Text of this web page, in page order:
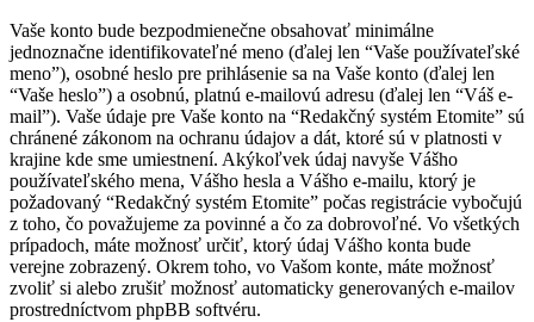
Vaše konto bude bezpodmienečne obsahovať minimálne
jednoznačne identifikovateľné meno (ďalej len “Vaše používateľské
meno”), osobné heslo pre prihlásenie sa na Vaše konto (ďalej len
“Vaše heslo”) a osobnú, platnú e-mailovú adresu (ďalej len “Váš e-
mail”). Vaše údaje pre Vaše konto na “Redakčný systém Etomite” sú
chránené zákonom na ochranu údajov a dát, ktoré sú v platnosti v
krajine kde sme umiestnení. Akýkoľvek údaj navyše Vášho
používateľského mena, Vášho hesla a Vášho e-mailu, ktorý je
požadovaný “Redakčný systém Etomite” počas registrácie vybočujú
z toho, čo považujeme za povinné a čo za dobrovoľné. Vo všetkých
prípadoch, máte možnosť určiť, ktorý údaj Vášho konta bude
verejne zobrazený. Okrem toho, vo Vašom konte, máte možnosť
zvoliť si alebo zrušiť možnosť automaticky generovaných e-mailov
prostredníctvom phpBB softvéru.